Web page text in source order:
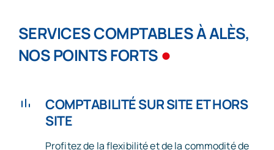
SERVICES COMPTABLES À ALÈS,
NOS POINTS FORTS ●
COMPTABILITÉ SUR SITE ET HORS
SITE
Profitez de la flexibilité et de la commodité de